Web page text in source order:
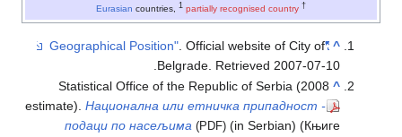
†
Eurasian countries, 1 partially recognised country
^
"Geographical Position"
. Official website of City of
Belgrade . Retrieved 2007-07-10
^
Statistical Office of the Republic of Serbia (2008
estimate).Национална или етничка припадност -
подаци по насељима (PDF) (in Serbian) (Књиге